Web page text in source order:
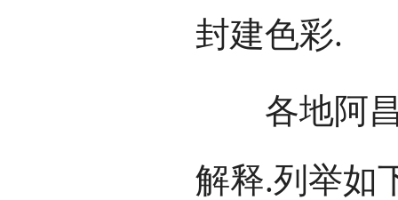
封建色彩.
各地阿昌
解释.列举如